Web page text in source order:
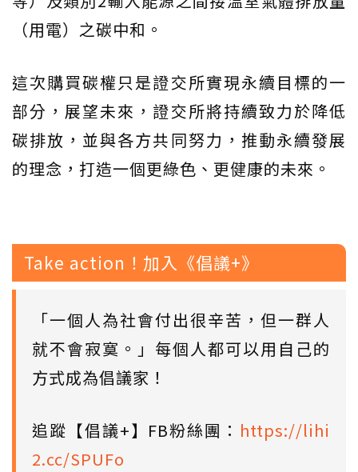
（用電）之碳中和。
這次購買碳權只是證交所實現永續目標的一
部分，展望未來，證交所將持續致力於降低
碳排放，並與各方共同努力，推動永續發展
的理念，打造一個更綠色、更健康的未來。
Take action！加入《倡議+》
「一個人為社會付出很辛苦，但一群人
就不會寂寞。」每個人都可以用自己的
方式成為倡議家！
追蹤【倡議+】FB粉絲團： https://lihi
2.cc/SPUFo